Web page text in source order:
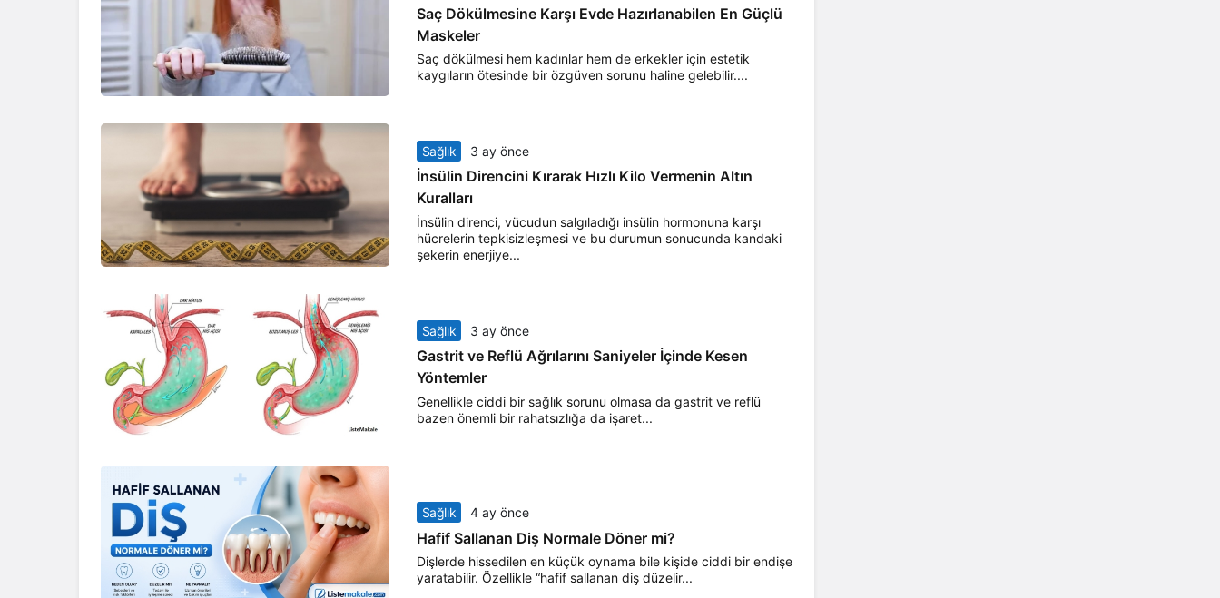
Saç Dökülmesine Karşı Evde Hazırlanabilen En Güçlü
Maskeler
Saç dökülmesi hem kadınlar hem de erkekler için estetik
kaygıların ötesinde bir özgüven sorunu haline gelebilir....
Sağlık 3 ay önce
İnsülin Direncini Kırarak Hızlı Kilo Vermenin Altın
Kuralları
İnsülin direnci, vücudun salgıladığı insülin hormonuna karşı
hücrelerin tepkisizleşmesi ve bu durumun sonucunda kandaki
şekerin enerjiye...
Sağlık 3 ay önce
Gastrit ve Reflü Ağrılarını Saniyeler İçinde Kesen
Yöntemler
Genellikle ciddi bir sağlık sorunu olmasa da gastrit ve reflü
bazen önemli bir rahatsızlığa da işaret...
Sağlık 4 ay önce
Hafif Sallanan Diş Normale Döner mi?
Dişlerde hissedilen en küçük oynama bile kişide ciddi bir endişe
yaratabilir. Özellikle “hafif sallanan diş düzelir...